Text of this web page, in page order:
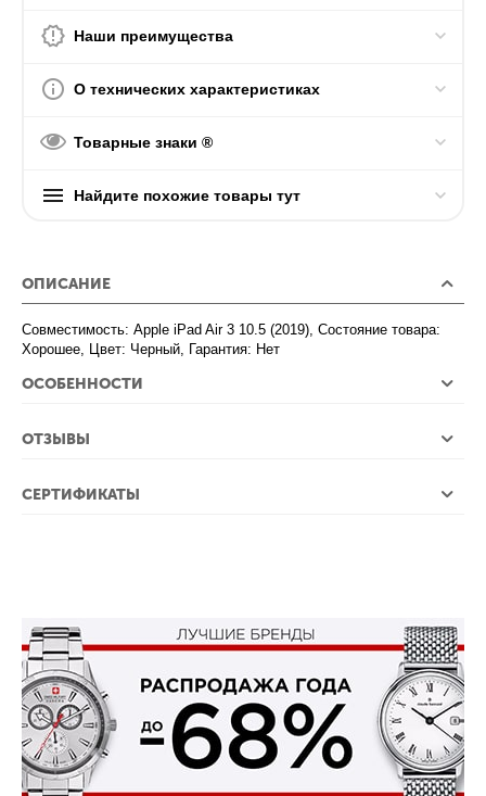
Наши преимущества
О технических характеристиках
Товарные знаки ®
Найдите похожие товары тут
ОПИСАНИЕ
Совместимость: Apple iPad Air 3 10.5 (2019), Состояние товара:
Хорошее, Цвет: Черный, Гарантия: Нет
ОСОБЕННОСТИ
ОТЗЫВЫ
СЕРТИФИКАТЫ